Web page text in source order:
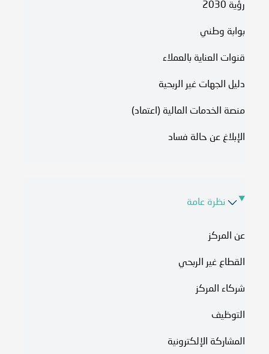
رؤية 2030
بوابة وطني
قنوات العناية بالعملاء
دليل الجهات غير الربحية
منصة الخدمات المالية (اعتماد)
الإبلاغ عن حالة فساد
نظرة عامة
عن المركز
القطاع غير الربحي
شركاء المركز
التوظيف
المشاركة الإلكترونية